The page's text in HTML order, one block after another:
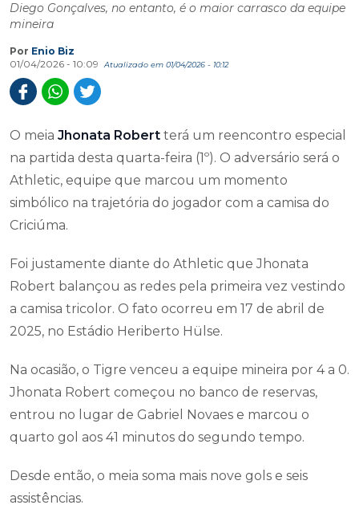
Diego Gonçalves, no entanto, é o maior carrasco da equipe
mineira
Por Enio Biz
01/04/2026 - 10:09
Atualizado em 01/04/2026 - 10:12
O meia Jhonata Robert terá um reencontro especial
na partida desta quarta-feira (1º). O adversário será o
Athletic, equipe que marcou um momento
simbólico na trajetória do jogador com a camisa do
Criciúma.
Foi justamente diante do Athletic que Jhonata
Robert balançou as redes pela primeira vez vestindo
a camisa tricolor. O fato ocorreu em 17 de abril de
2025, no Estádio Heriberto Hülse.
Na ocasião, o Tigre venceu a equipe mineira por 4 a 0.
Jhonata Robert começou no banco de reservas,
entrou no lugar de Gabriel Novaes e marcou o
quarto gol aos 41 minutos do segundo tempo.
Desde então, o meia soma mais nove gols e seis
assistências.